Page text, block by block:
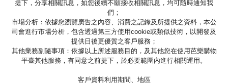
提下，分享相關訊息，如您後續不願接收相關訊息，均可隨時通知我
們；
市場分析：依據您瀏覽廣告之內容、消費之記錄及所提供之資料，本公
司會進行市場分析，包含透過第三方使用cookie或類似技術，以開發及
提供日後更優質之客戶服務；
其他業務副隨事項：依據以上所述服務目的，及其他您在使用芭樂購物
平臺其他服務，有同意之前提下，於必要範圍內進行相關運用。
客戶資料利用期間、地區